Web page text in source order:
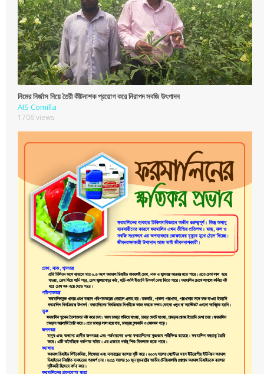
নিমের নির্জাস নিয়ে তৈরী কীটনাশক প্রয়োগ করে নিরাপদ সবজি উৎপাদন
AIS Comilla
1706 views